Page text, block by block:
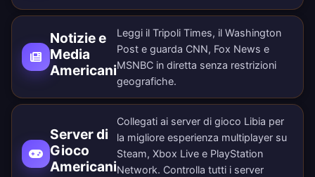
Notizie e
Media
Americani
Leggi il Tripoli Times, il Washington
Post e guarda CNN, Fox News e
MSNBC in diretta senza restrizioni
geografiche.
Server di
Gioco
Americani
Collegati ai server di gioco Libia per
la migliore esperienza multiplayer su
Steam, Xbox Live e PlayStation
Network. Controlla tutti i server